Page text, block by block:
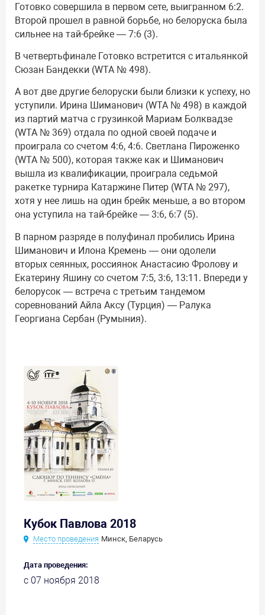
Готовко совершила в первом сете, выигранном 6:2.
Второй прошел в равной борьбе, но белоруска была
сильнее на тай-брейке — 7:6 (3).
В четвертьфинале Готовко встретится с итальянкой
Сюзан Бандекки (WTA № 498).
А вот две другие белоруски были близки к успеху, но
уступили. Ирина Шиманович (WTA № 498) в каждой
из партий матча с грузинкой Мариам Болквадзе
(WTA № 369) отдала по одной своей подаче и
проиграла со счетом 4:6, 4:6. Светлана Пироженко
(WTA № 500), которая также как и Шиманович
вышла из квалификации, проиграла седьмой
ракетке турнира Катаржине Питер (WTA № 297),
хотя у нее лишь на один брейк меньше, а во втором
она уступила на тай-брейке — 3:6, 6:7 (5).
В парном разряде в полуфинал пробились Ирина
Шиманович и Илона Кремень — они одолели
вторых сеянных, россиянок Анастасию Фролову и
Екатерину Яшину со счетом 7:5, 3:6, 13:11. Впереди у
белорусок — встреча с третьим тандемом
соревнований Айла Аксу (Турция) — Ралука
Георгиана Сербан (Румыния).
Кубок Павлова 2018
Место проведения Минск, Беларусь
Дата проведения:
с 07 ноября 2018